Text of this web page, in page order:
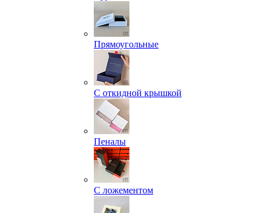
Прямоугольные
С откидной крышкой
Пеналы
С ложементом